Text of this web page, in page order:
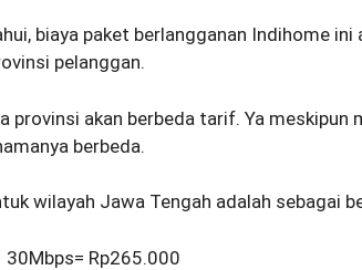
biaya paket berlangganan Indihome ini
pelanggan.
provinsi akan berbeda tarif. Ya meskipun
berbeda.
wilayah Jawa Tengah adalah sebagai
30Mbps= Rp265.000